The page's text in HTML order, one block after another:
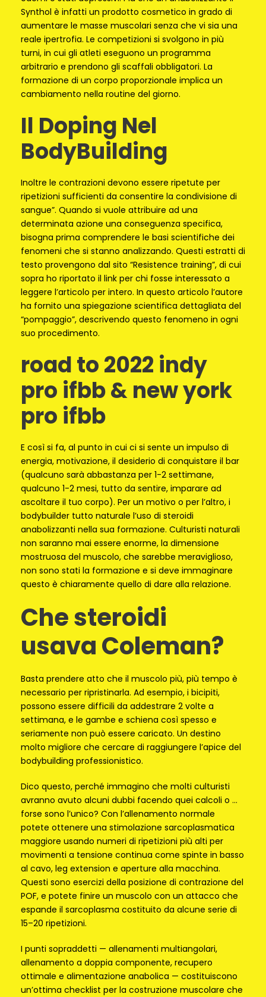
Synthol è infatti un prodotto cosmetico in grado di
aumentare le masse muscolari senza che vi sia una
reale ipertrofia. Le competizioni si svolgono in più
turni, in cui gli atleti eseguono un programma
arbitrario e prendono gli scaffali obbligatori. La
formazione di un corpo proporzionale implica un
cambiamento nella routine del giorno.
Il Doping Nel
BodyBuilding
Inoltre le contrazioni devono essere ripetute per
ripetizioni sufficienti da consentire la condivisione di
sangue”. Quando si vuole attribuire ad una
determinata azione una conseguenza specifica,
bisogna prima comprendere le basi scientifiche dei
fenomeni che si stanno analizzando. Questi estratti di
testo provengono dal sito “Resistence training”, di cui
sopra ho riportato il link per chi fosse interessato a
leggere l’articolo per intero. In questo articolo l’autore
ha fornito una spiegazione scientifica dettagliata del
“pompaggio”, descrivendo questo fenomeno in ogni
suo procedimento.
road to 2022 indy
pro ifbb & new york
pro ifbb
E così si fa, al punto in cui ci si sente un impulso di
energia, motivazione, il desiderio di conquistare il bar
(qualcuno sarà abbastanza per 1-2 settimane,
qualcuno 1-2 mesi, tutto da sentire, imparare ad
ascoltare il tuo corpo). Per un motivo o per l’altro, i
bodybuilder tutto naturale l’uso di steroidi
anabolizzanti nella sua formazione. Culturisti naturali
non saranno mai essere enorme, la dimensione
mostruosa del muscolo, che sarebbe meraviglioso,
non sono stati la formazione e si deve immaginare
questo è chiaramente quello di dare alla relazione.
Che steroidi
usava Coleman?
Basta prendere atto che il muscolo più, più tempo è
necessario per ripristinarla. Ad esempio, i bicipiti,
possono essere difficili da addestrare 2 volte a
settimana, e le gambe e schiena così spesso e
seriamente non può essere caricato. Un destino
molto migliore che cercare di raggiungere l’apice del
bodybuilding professionistico.
Dico questo, perché immagino che molti culturisti
avranno avuto alcuni dubbi facendo quei calcoli o …
forse sono l’unico? Con l’allenamento normale
potete ottenere una stimolazione sarcoplasmatica
maggiore usando numeri di ripetizioni più alti per
movimenti a tensione continua come spinte in basso
al cavo, leg extension e aperture alla macchina.
Questi sono esercizi della posizione di contrazione del
POF, e potete finire un muscolo con un attacco che
espande il sarcoplasma costituito da alcune serie di
15–20 ripetizioni.
I punti sopraddetti — allenamenti multiangolari,
allenamento a doppia componente, recupero
ottimale e alimentazione anabolica — costituiscono
un’ottima checklist per la costruzione muscolare che